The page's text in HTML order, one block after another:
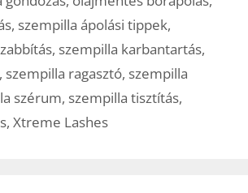
, szempilla ápolási tippek,
, szempilla karbantartás,
, szempilla ragasztó, szempilla
szérum, szempilla tisztítás,
, Xtreme Lashes